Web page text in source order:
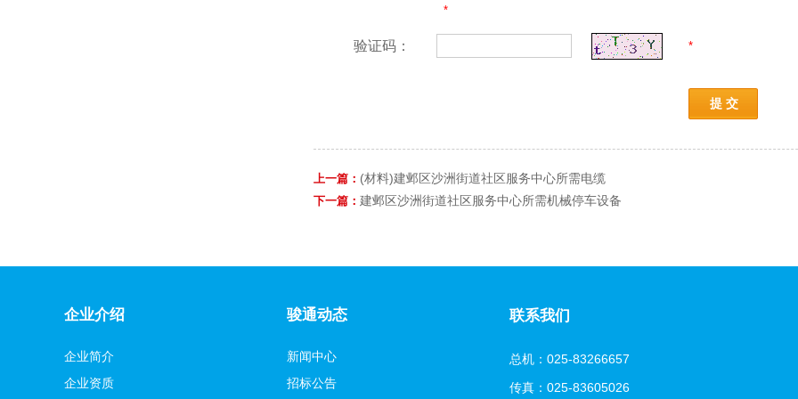
*
验证码： *
提 交
上一篇： (材料)建邺区沙洲街道社区服务中心所需电缆
下一篇： 建邺区沙洲街道社区服务中心所需机械停车设备
企业介绍
企业简介
企业资质
骏通动态
新闻中心
招标公告
联系我们
总机：025-83266657
传真：025-83605026